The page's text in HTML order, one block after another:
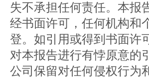
失不承担任何责任。本报
经书面许可，任何机构和
登。如引用或得到书面许
对本报告进行有悖原意的
公司保留对任何侵权行为